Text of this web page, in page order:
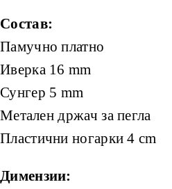
Состав:
Памучно платно
Иверка 16 mm
Сунгер 5 mm
Метален држач за пегла
Пластични ногарки 4 cm
Димензии: